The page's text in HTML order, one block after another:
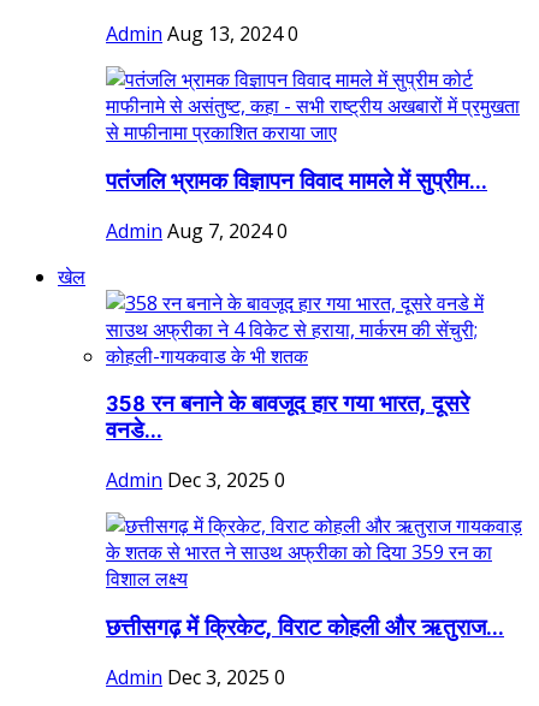
Admin Aug 13, 20240
पतंजलि भ्रामक विज्ञापन विवाद मामले में सुप्रीम...
Admin Aug 7, 20240
खेल
358 रन बनाने के बावजूद हार गया भारत, दूसरे
वनडे...
Admin Dec 3, 2025 0
छत्तीसगढ़ में क्रिकेट, विराट कोहली और ऋतुराज...
Admin Dec 3, 2025 0